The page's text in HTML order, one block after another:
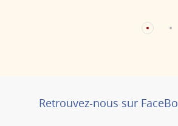
Retrouvez-nous sur